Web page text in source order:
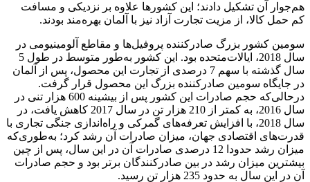
هم‌جوار آن تشکیل دادند؛ این کشورها علاوه بر نزدیکی و مسافت
کم حمل کالا، از مزیت تجارت آزاد نیز با آلمان بهره‌مند بودند.
سومین کشور بزرگ صادرکننده پروفیل‌ها و مقاطع آلومینیومی در
سال 2018، ایالات‌متحده بود. این کشور به‌طور متوسط در طول 5
سال گذشته با سهم 7 درصدی از تجارت این محصول، پس از آلمان
در جایگاه سومین صادرکننده بزرگ این محصول قرار گرفت.
درحالی‌که حجم صادرات این کشور پس از بیشینه 600 هزار تنی در
سال 2016، به کمتر از 210 هزار تن در سال 2017 کاهش یافت، در
سال 2018، با افزایش تعرفه‌های گمرکی و راه‌اندازی جنگی تجاری با
قدرت‌های اقتصادی جهان، میزان صادرات آن رشد کرد؛ به‌طوری‌که
میزان رشد حدودا 12 درصدی صادرات آن در این سال، پس از چین
بیشترین میزان رشد در بین صادرکنندگان برتر بود و حجم صادرات
آن در این سال به حدود 235 هزار تن رسید.